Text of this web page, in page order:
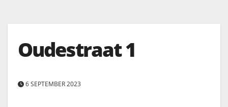
Oudestraat 1
6 SEPTEMBER 2023